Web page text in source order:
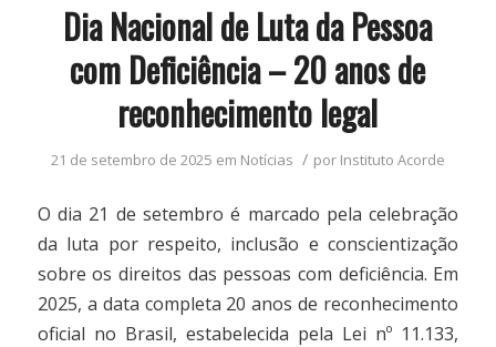
Dia Nacional de Luta da Pessoa
com Deficiência – 20 anos de
reconhecimento legal
21 de setembro de 2025 em Notícias / por Instituto Acorde
O dia 21 de setembro é marcado pela celebração
da luta por respeito, inclusão e conscientização
sobre os direitos das pessoas com deficiência. Em
2025, a data completa 20 anos de reconhecimento
oficial no Brasil, estabelecida pela Lei nº 11.133,